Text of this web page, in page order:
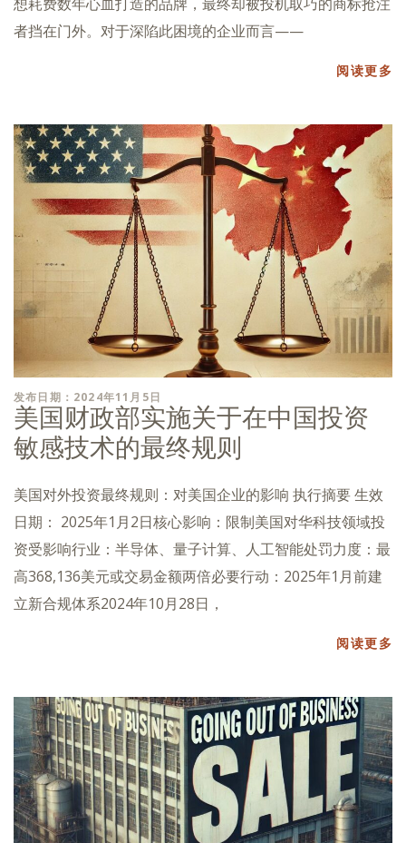
者挡在门外。对于深陷此困境的企业而言——
阅读更多
发布日期：2024年11月5日
美国财政部实施关于在中国投资
敏感技术的最终规则
美国对外投资最终规则：对美国企业的影响 执行摘要 生效
日期： 2025年1月2日核心影响：限制美国对华科技领域投
资受影响行业：半导体、量子计算、人工智能处罚力度：最
高368,136美元或交易金额两倍必要行动：2025年1月前建
立新合规体系2024年10月28日，
阅读更多